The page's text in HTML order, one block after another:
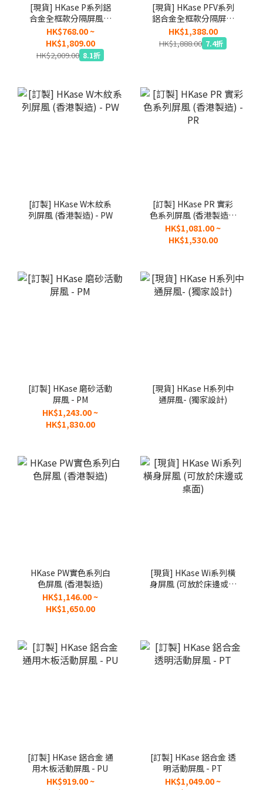
[現貨] HKase P系列鋁
合金全框款分隔屏風連
滑輪 (固定款同價) - 矮
款 (香港製造)
HK$768.00 ~
HK$1,809.00
HK$2,009.00 8.1折
[現貨] HKase PFV系列
鋁合金全框款分隔屏風
連固定扁腳座 (獨家設
計)
HK$1,388.00
HK$1,888.00 7.4折
[訂製] HKase W木紋系
列屏風 (香港製造) - PW
[訂製] HKase PR 實彩
色系列屏風 (香港製造) -
PR
HK$1,081.00 ~
HK$1,530.00
[訂製] HKase 磨砂活動
屏風 - PM
HK$1,243.00 ~
HK$1,830.00
[現貨] HKase H系列中
通屏風- (獨家設計)
HKase PW實色系列白
色屏風 (香港製造)
HK$1,146.00 ~
HK$1,650.00
[現貨] HKase Wi系列橫
身屏風 (可放於床邊或桌
[訂製] HKase 鋁合金 通
用木板活動屏風 - PU
HK$919.00 ~
[訂製] HKase 鋁合金 透
明活動屏風 - PT
HK$1,049.00 ~